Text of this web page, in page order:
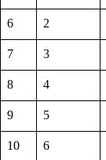
6 2
7 3
8 4
9 5
10 6